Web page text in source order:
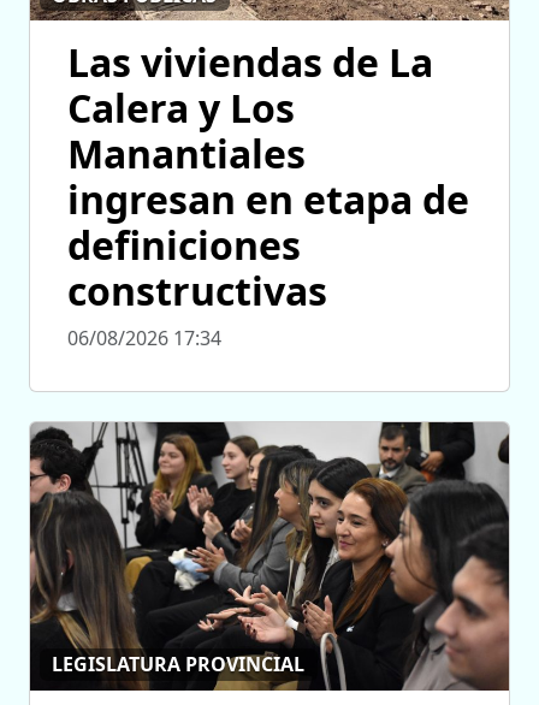
Las viviendas de La
Calera y Los
Manantiales
ingresan en etapa de
definiciones
constructivas
06/08/2026 17:34
LEGISLATURA PROVINCIAL